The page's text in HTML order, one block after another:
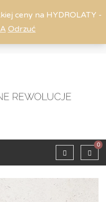
ceny na HYDROLATY -
Odrzuć
0